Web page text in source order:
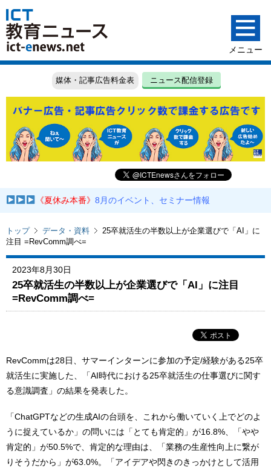
媒体・記事広告料金表 ニュース配信登録
《夏休み本番》8月のイベント、セミナー情報
トップ データ・資料
25卒就活生の半数以上が企業選びで「AI」に
注目 =RevComm調べ=
2023年8月30日
25卒就活生の半数以上が企業選びで「AI」に注目
=RevComm調べ=
RevCommは28日、サマーインターンに参加の予定/経験がある25卒
就活生に実施した、「AI時代における25卒就活生の仕事選びに関す
る意識調査」の結果を発表した。
「ChatGPTなどの生成AIの台頭を、これから働いていく上でどのよ
うに捉えているか」の問いには「とても肯定的」が16.8%、「やや
肯定的」が50.5%で、肯定的な理由は、「業務の生産性向上に繋が
りそうだから」が63.0%。「アイデアや閃きのきっかけとして活用